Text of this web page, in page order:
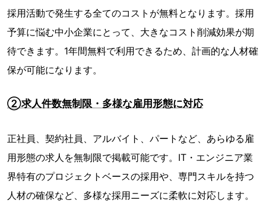
採用活動で発生する全てのコストが無料となります。採用
予算に悩む中小企業にとって、大きなコスト削減効果が期
待できます。1年間無料で利用できるため、計画的な人材確
保が可能になります。
②求人件数無制限・多様な雇用形態に対応
正社員、契約社員、アルバイト、パートなど、あらゆる雇
用形態の求人を無制限で掲載可能です。IT・エンジニア業
界特有のプロジェクトベースの採用や、専門スキルを持つ
人材の確保など、多様な採用ニーズに柔軟に対応します。